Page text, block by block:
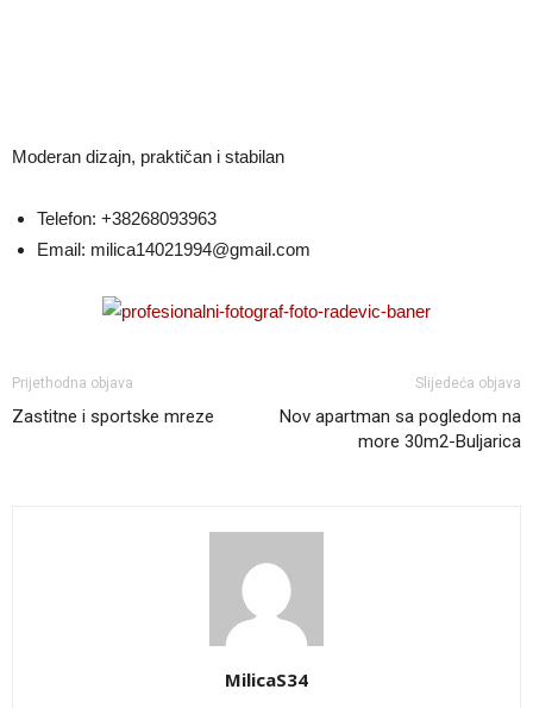
Moderan dizajn, praktičan i stabilan
Telefon: +38268093963
Email: milica14021994@gmail.com
Prijethodna objava
Zastitne i sportske mreze
Slijedeća objava
Nov apartman sa pogledom na
more 30m2-Buljarica
MilicaS34